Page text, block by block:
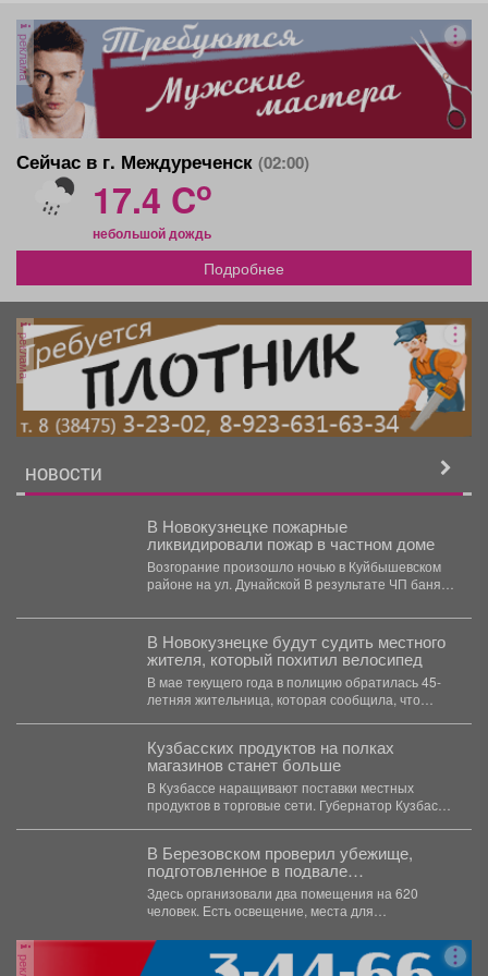
реклама
Сейчас в г. Междуреченск (02:00)
17.4 Co
небольшой дождь
Подробнее
реклама
НОВОСТИ
В Новокузнецке пожарные
ликвидировали пожар в частном доме
Возгорание произошло ночью в Куйбышевском
районе на ул. Дунайской В результате ЧП баня
В Новокузнецке будут судить местного
жителя, который похитил велосипед
В мае текущего года в полицию обратилась 45-
летняя жительница, которая сообщила, что
Кузбасских продуктов на полках
магазинов станет больше
В Кузбассе наращивают поставки местных
продуктов в торговые сети. Губернатор Кузбасса
В Березовском проверил убежище,
подготовленное в подвале
политехнического техникума.
Здесь организовали два помещения на 620
человек. Есть освещение, места для